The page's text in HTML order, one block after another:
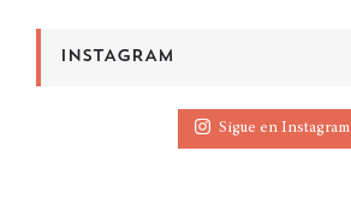
INSTAGRAM
Sigue en Instagram